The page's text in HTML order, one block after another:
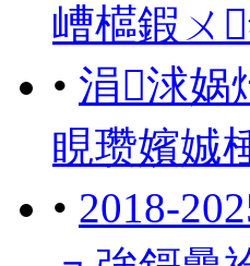
嶆櫙鍜ㄨ
• 涓浗娲
睍瓒嬪娍
• 2018-